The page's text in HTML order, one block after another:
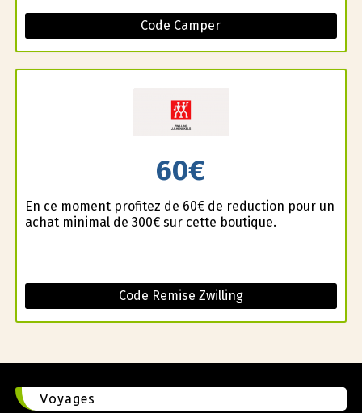
Code Camper
60€
En ce moment profitez de 60€ de reduction pour un
achat minimal de 300€ sur cette boutique.
Code Remise Zwilling
Voyages